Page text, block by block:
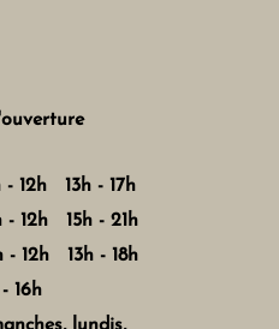
- 12h 13h - 17h
12h 15h - 21h
- 12h 13h - 18h